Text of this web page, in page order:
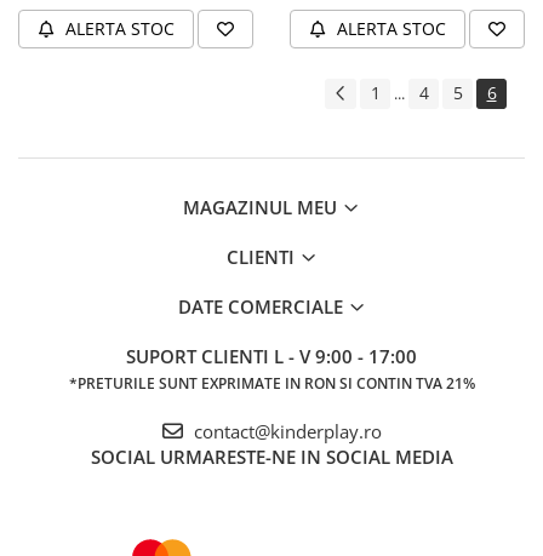
ALERTA STOC ALERTA STOC
1 ... 4 5 6
MAGAZINUL MEU
CLIENTI
DATE COMERCIALE
SUPORT CLIENTI L - V 9:00 - 17:00
*PRETURILE SUNT EXPRIMATE IN RON SI CONTIN TVA 21%
contact@kinderplay.ro
SOCIAL URMARESTE-NE IN SOCIAL MEDIA